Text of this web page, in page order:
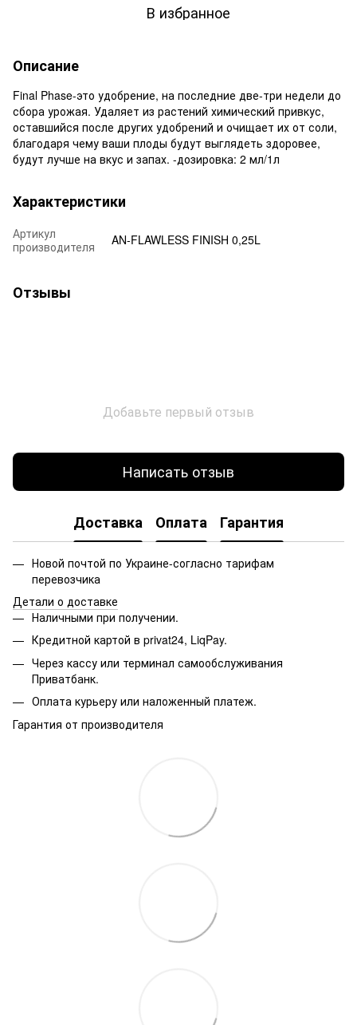
В избранное
Описание
Final Phase-это удобрение, на последние две-три недели до
сбора урожая. Удаляет из растений химический привкус,
оставшийся после других удобрений и очищает их от соли,
благодаря чему ваши плоды будут выглядеть здоровее,
будут лучше на вкус и запах. -дозировка: 2 мл/1л
Характеристики
Артикул
производителя
AN-FLAWLESS FINISH 0,25L
Отзывы
Добавьте первый отзыв
Написать отзыв
Доставка Оплата Гарантия
Новой почтой по Украине-согласно тарифам
перевозчика
Детали о доставке
Наличными при получении.
Кредитной картой в privat24, LiqPay.
Через кассу или терминал самообслуживания
Приватбанк.
Оплата курьеру или наложенный платеж.
Гарантия от производителя